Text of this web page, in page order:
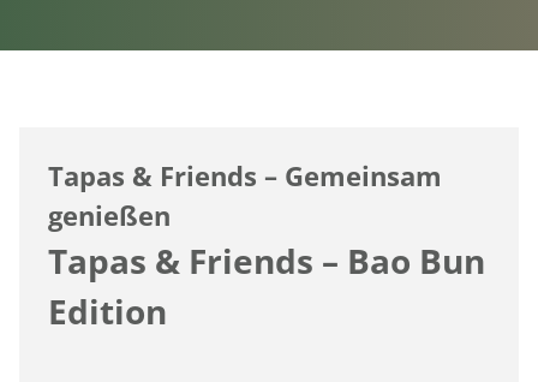
Tapas & Friends – Gemeinsam
genießen
Tapas & Friends – Bao Bun
Edition